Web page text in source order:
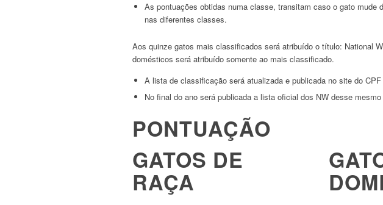
As pontuações obtidas numa classe, transitam caso o gato
nas diferentes classes.
Aos quinze gatos mais classificados será atribuído o título: National
domésticos será atribuído somente ao mais classificado.
A lista de classificação será atualizada e publicada no site do
No final do ano será publicada a lista oficial dos NW desse mesmo
PONTUAÇÃO
GATOS DE
RAÇA